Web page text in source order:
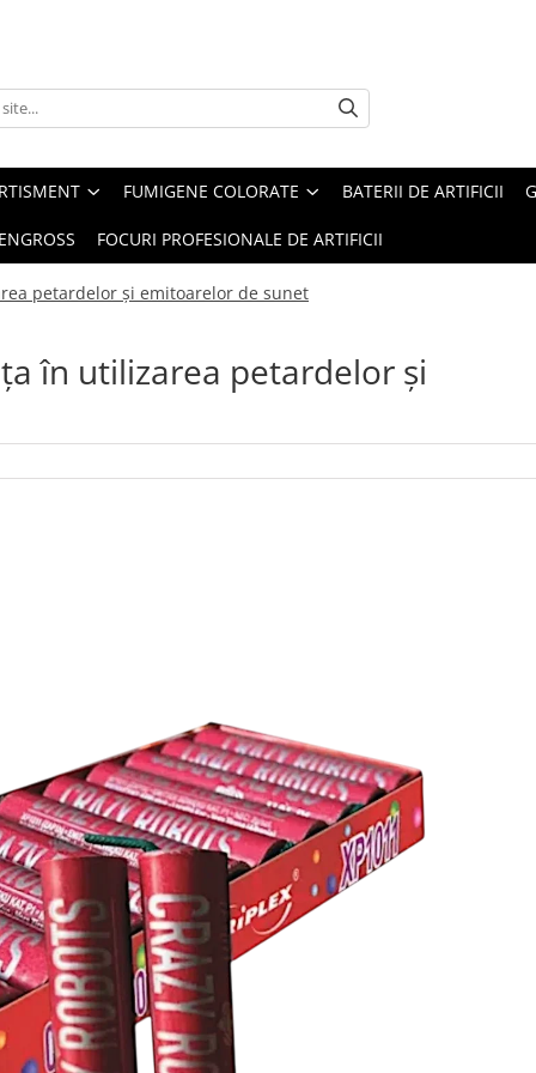
FUMIGENE COLORATE BATERII DE ARTIFICII
FOCURI PROFESIONALE DE ARTIFICII
petardelor și emitoarelor de sunet
în utilizarea petardelor și